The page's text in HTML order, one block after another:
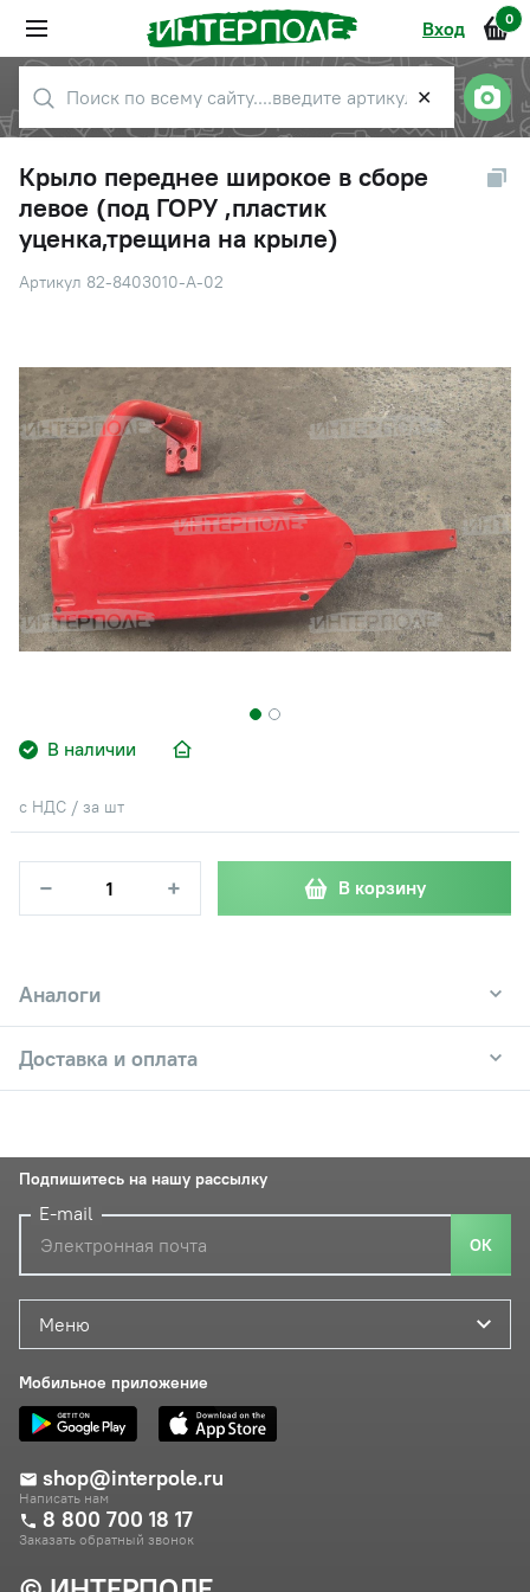
Вход 0
✕
Крыло переднее широкое в сборе
левое (под ГОРУ ,пластик
уценка,трещина на крыле)
Артикул 82-8403010-А-02
В наличии
с НДС / за шт
− + В корзину
Аналоги
Доставка и оплата
Меню
Мобильное приложение
shop@interpole.ru
Написать нам
8 800 700 18 17
Заказать обратный звонок
Подпишитесь на нашу рассылку
E-mail
ОК